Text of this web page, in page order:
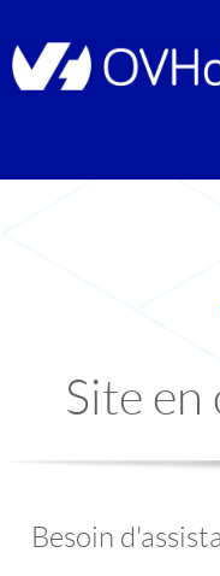
Site
Besoin